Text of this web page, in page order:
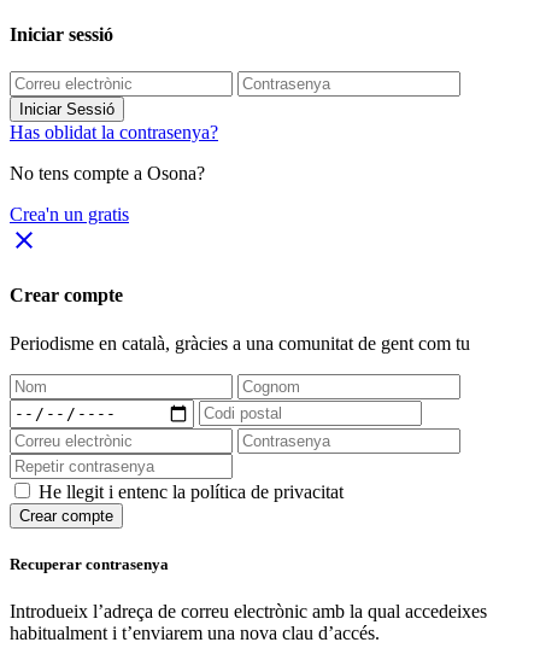
Iniciar sessió
Iniciar Sessió
Has oblidat la contrasenya?
No tens compte a Osona?
Crea'n un gratis
close
Crear compte
Periodisme en català, gràcies a una comunitat de gent com tu
He llegit i entenc la política de privacitat
Crear compte
Recuperar contrasenya
Introdueix l’adreça de correu electrònic amb la qual accedeixes
habitualment i t’enviarem una nova clau d’accés.